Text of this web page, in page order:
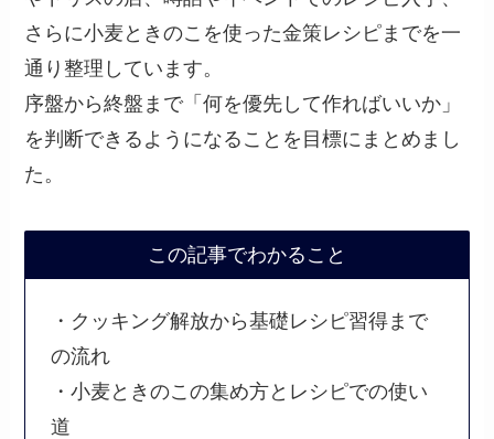
さらに小麦ときのこを使った金策レシピまでを一
通り整理しています。
序盤から終盤まで「何を優先して作ればいいか」
を判断できるようになることを目標にまとめまし
た。
この記事でわかること
・クッキング解放から基礎レシピ習得まで
の流れ
・小麦ときのこの集め方とレシピでの使い
道